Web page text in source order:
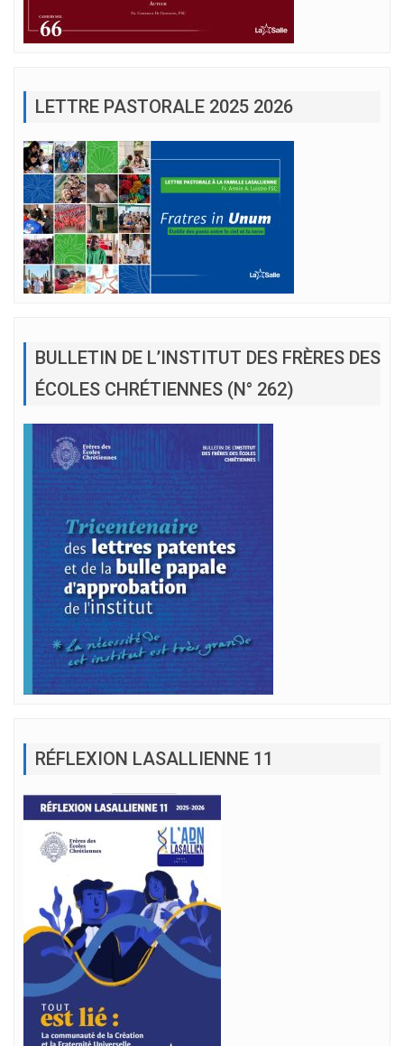
LETTRE PASTORALE 2025 2026
BULLETIN DE L’INSTITUT DES FRÈRES DES
ÉCOLES CHRÉTIENNES (N° 262)
RÉFLEXION LASALLIENNE 11